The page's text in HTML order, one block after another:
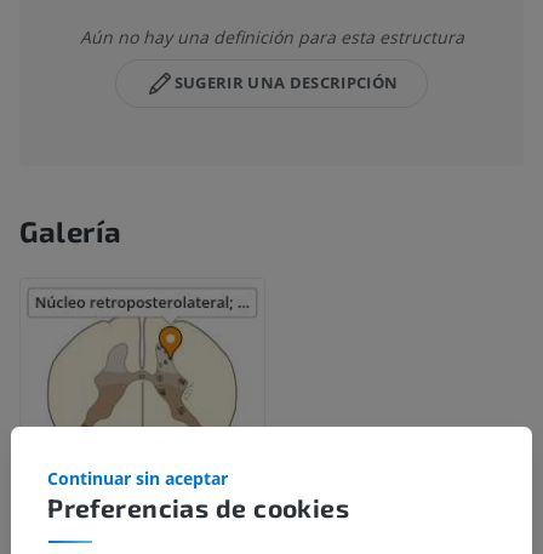
Aún no hay una definición para esta estructura
SUGERIR UNA DESCRIPCIÓN
Galería
Preferencias de cookies
Continuar sin aceptar